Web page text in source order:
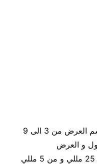
حجم الكيس الطول من 5 الى 12 سم العرض من 3 الى 9
و العرض
كمية المواد المعبئةمن 2 مللي حتي 25 مللي و من 5 مللي